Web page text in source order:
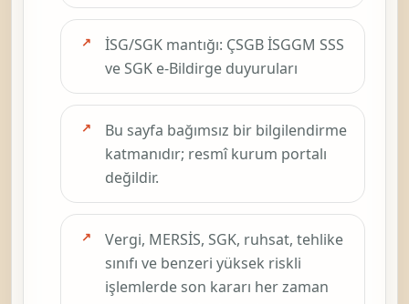
İSG/SGK mantığı: ÇSGB İSGGM SSS
ve SGK e-Bildirge duyuruları
Bu sayfa bağımsız bir bilgilendirme
katmanıdır; resmî kurum portalı
değildir.
Vergi, MERSİS, SGK, ruhsat, tehlike
sınıfı ve benzeri yüksek riskli
işlemlerde son kararı her zaman